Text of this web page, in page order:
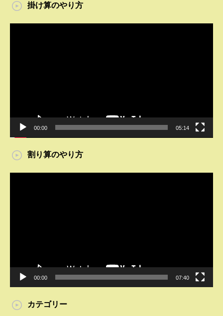
掛け算のやり方
00:00 05:14
割り算のやり方
00:00 07:40
カテゴリー